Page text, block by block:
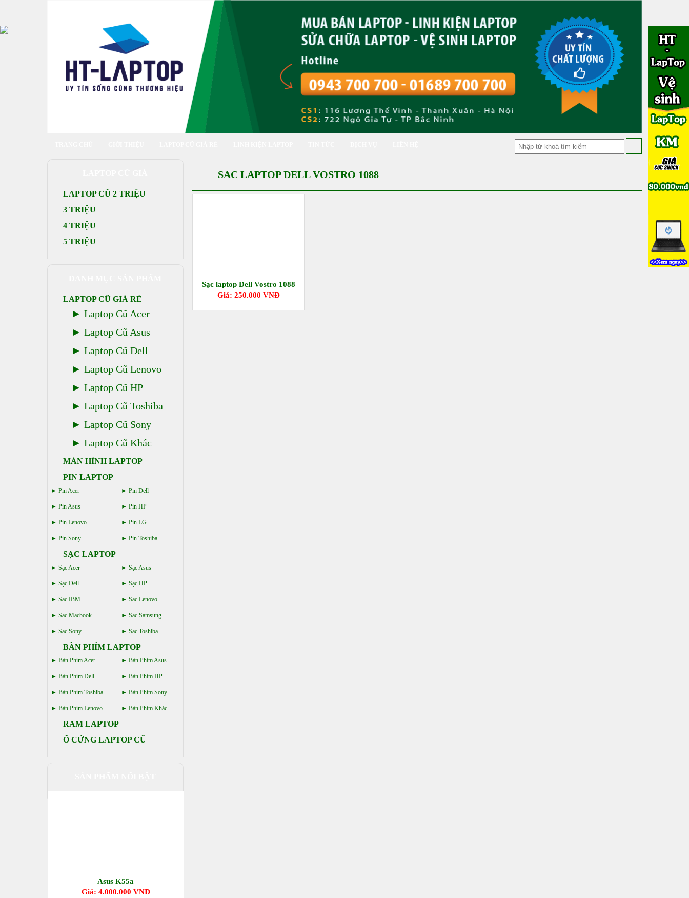
SAC LAPTOP DELL VOSTRO 1088
Sạc laptop Dell Vostro 1088
Giá: 250.000 VNĐ
LAPTOP CŨ 2 TRIỆU
3 TRIỆU
4 TRIỆU
5 TRIỆU
LAPTOP CŨ GIÁ RẺ
Laptop Cũ Acer
Laptop Cũ Asus
Laptop Cũ Dell
Laptop Cũ Lenovo
Laptop Cũ HP
Laptop Cũ Toshiba
Laptop Cũ Sony
Laptop Cũ Khác
MÀN HÌNH LAPTOP
PIN LAPTOP
Pin Acer Pin Dell
Pin Asus Pin HP
Pin Lenovo Pin LG
Pin Sony Pin Toshiba
SẠC LAPTOP
Sạc Acer Sạc Asus
Sạc Dell Sạc HP
Sạc IBM Sạc Lenovo
Sạc Macbook Sạc Samsung
Sạc Sony Sạc Toshiba
BÀN PHÍM LAPTOP
Bàn Phím Acer Bàn Phím Asus
Bàn Phím Dell Bàn Phím HP
Bàn Phím Toshiba Bàn Phím Sony
Bàn Phím Lenovo Bàn Phím Khác
RAM LAPTOP
Ổ CỨNG LAPTOP CŨ
Asus K55a
Giá: 4.000.000 VNĐ